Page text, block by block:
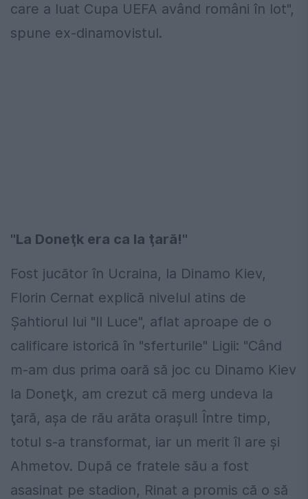
care a luat Cupa UEFA având români în lot",
spune ex-dinamovistul.
"La Doneţk era ca la ţară!"
Fost jucător în Ucraina, la Dinamo Kiev,
Florin Cernat explică nivelul atins de
Şahtiorul lui "Il Luce", aflat aproape de o
calificare istorică în "sferturile" Ligii: "Când
m-am dus prima oară să joc cu Dinamo Kiev
la Doneţk, am crezut că merg undeva la
ţară, aşa de rău arăta oraşul! Între timp,
totul s-a transformat, iar un merit îl are şi
Ahmetov. După ce fratele său a fost
asasinat pe stadion, Rinat a promis că o să